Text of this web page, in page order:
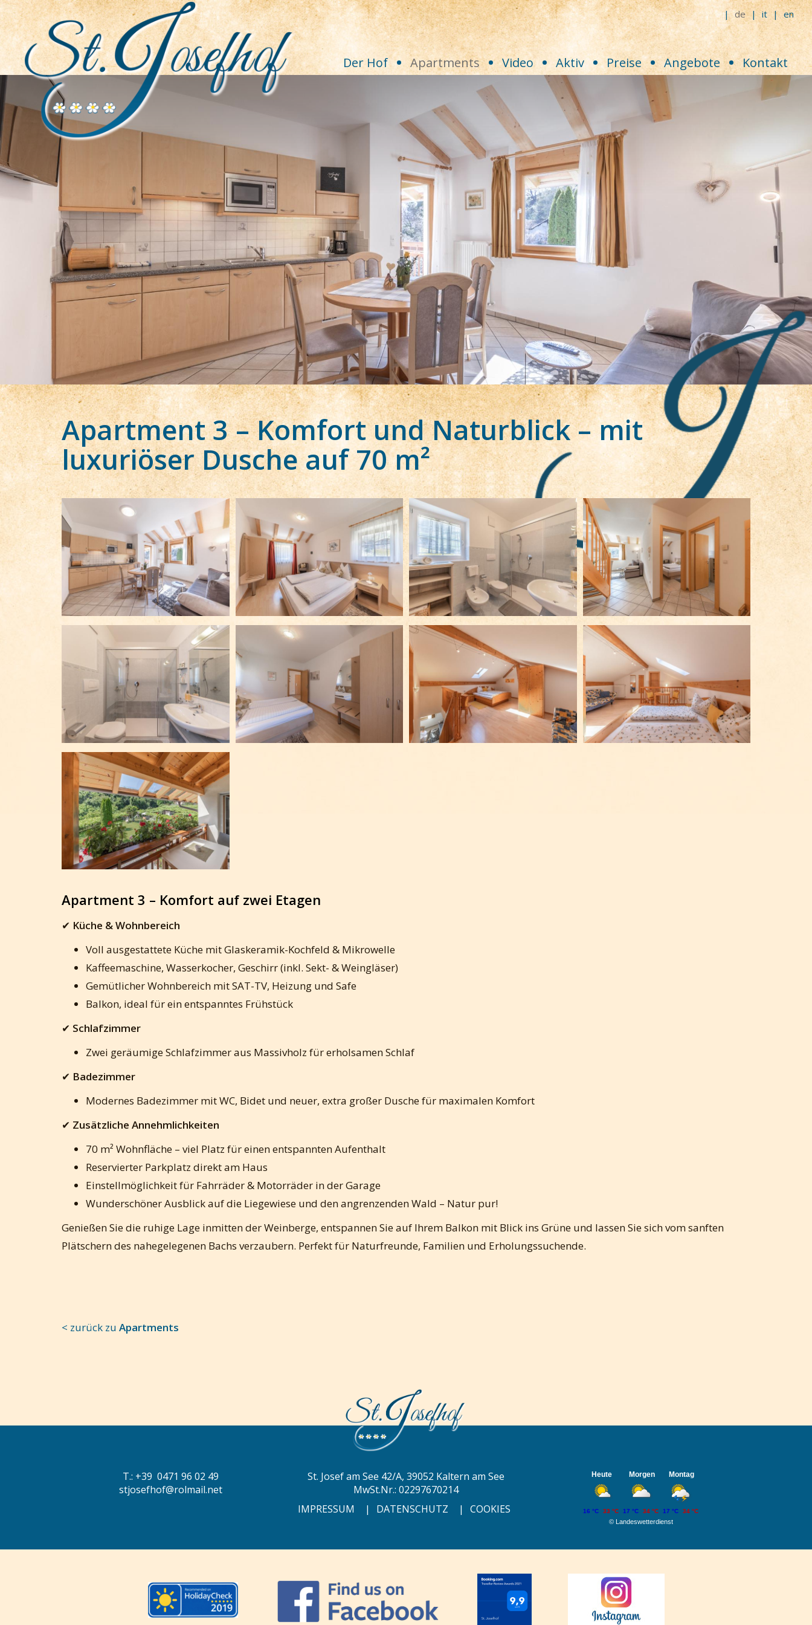
de it en
Der Hof Apartments Video Aktiv Preise Angebote Kontakt
Apartment 3 – Komfort und Naturblick – mit
luxuriöser Dusche auf 70 m²
Apartment 3 – Komfort auf zwei Etagen
✔ Küche & Wohnbereich
Voll ausgestattete Küche mit Glaskeramik-Kochfeld & Mikrowelle
Kaffeemaschine, Wasserkocher, Geschirr (inkl. Sekt- & Weingläser)
Gemütlicher Wohnbereich mit SAT-TV, Heizung und Safe
Balkon, ideal für ein entspanntes Frühstück
✔ Schlafzimmer
Zwei geräumige Schlafzimmer aus Massivholz für erholsamen Schlaf
✔ Badezimmer
Modernes Badezimmer mit WC, Bidet und neuer, extra großer Dusche für maximalen Komfort
✔ Zusätzliche Annehmlichkeiten
70 m² Wohnfläche – viel Platz für einen entspannten Aufenthalt
Reservierter Parkplatz direkt am Haus
Einstellmöglichkeit für Fahrräder & Motorräder in der Garage
Wunderschöner Ausblick auf die Liegewiese und den angrenzenden Wald – Natur pur!
Genießen Sie die ruhige Lage inmitten der Weinberge, entspannen Sie auf Ihrem Balkon mit Blick ins Grüne und lassen Sie sich vom sanften
Plätschern des nahegelegenen Bachs verzaubern. Perfekt für Naturfreunde, Familien und Erholungssuchende.
< zurück zu Apartments
T.: +39 0471 96 02 49
stjosefhof@rolmail.net
St. Josef am See 42/A, 39052 Kaltern am See
MwSt.Nr.: 02297670214
IMPRESSUM
| DATENSCHUTZ | COOKIES
Heute Morgen Montag
© Landeswetterdienst
16 °C 33 °C 17 °C 34 °C 17 °C 34 °C